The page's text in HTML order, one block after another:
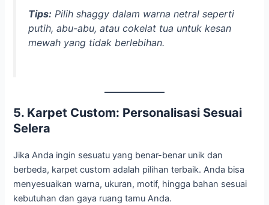
Tips: Pilih shaggy dalam warna netral seperti
putih, abu-abu, atau cokelat tua untuk kesan
mewah yang tidak berlebihan.
5. Karpet Custom: Personalisasi Sesuai
Selera
Jika Anda ingin sesuatu yang benar-benar unik dan
berbeda, karpet custom adalah pilihan terbaik. Anda bisa
menyesuaikan warna, ukuran, motif, hingga bahan sesuai
kebutuhan dan gaya ruang tamu Anda.